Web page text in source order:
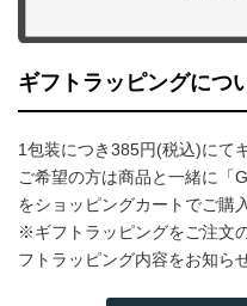
ギフトラッピングにつ
1包装につき385円(税込)にて
ご希望の方は商品と一緒に「
をショッピングカートでご購
※ギフトラッピングをご注文
フトラッピング内容をお知ら